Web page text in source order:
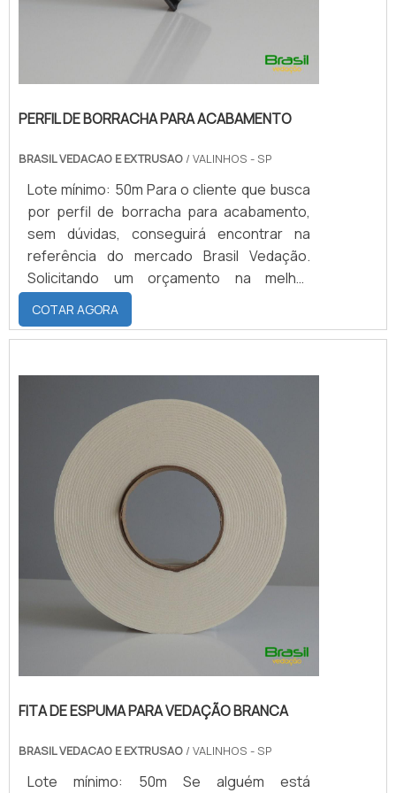
PERFIL DE BORRACHA PARA ACABAMENTO
BRASIL VEDACAO E EXTRUSAO / VALINHOS - SP
Lote mínimo: 50m Para o cliente que busca
por perfil de borracha para acabamento,
sem dúvidas, conseguirá encontrar na
referência do mercado Brasil Vedação.
Solicitando um orçamento na melhor
organização do ramo e encontrando a líder
em qualidade.DETALHES SOBRE PERFIL DE
BORRACHA PARA ACABAMENTOSe alguém
responsável, vai até o site da Brasil
Vedação. Com grande expressão de mer...
COTAR AGORA
FITA DE ESPUMA PARA VEDAÇÃO BRANCA
BRASIL VEDACAO E EXTRUSAO / VALINHOS - SP
Lote mínimo: 50m Se alguém está